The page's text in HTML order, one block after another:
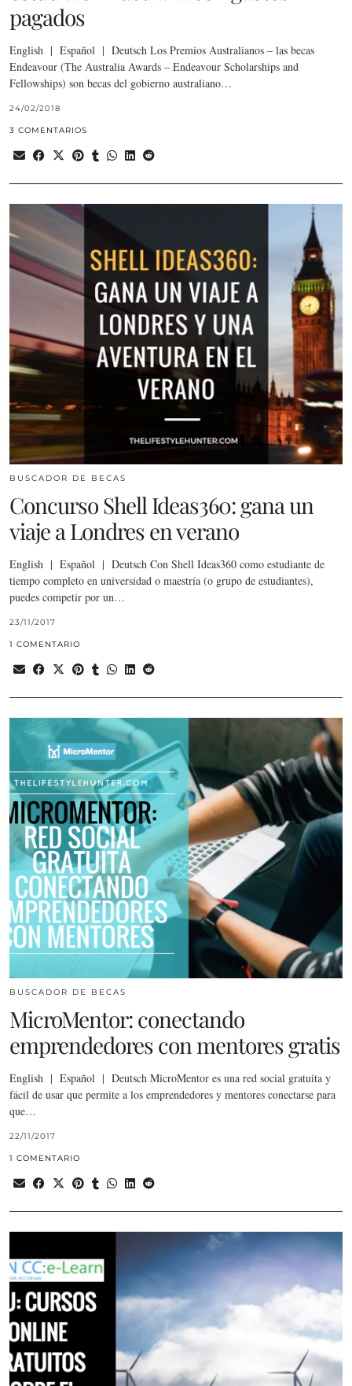
pagados
English | Español | Deutsch Los Premios Australianos – las becas
Endeavour (The Australia Awards – Endeavour Scholarships and
Fellowships) son becas del gobierno australiano…
24/02/2018
3 COMENTARIOS
BUSCADOR DE BECAS
Concurso Shell Ideas360: gana un
viaje a Londres en verano
English | Español | Deutsch Con Shell Ideas360 como estudiante de
tiempo completo en universidad o maestría (o grupo de estudiantes),
puedes competir por un…
23/11/2017
1 COMENTARIO
BUSCADOR DE BECAS
MicroMentor: conectando
emprendedores con mentores gratis
English | Español | Deutsch MicroMentor es una red social gratuita y
fácil de usar que permite a los emprendedores y mentores conectarse para
que…
22/11/2017
1 COMENTARIO